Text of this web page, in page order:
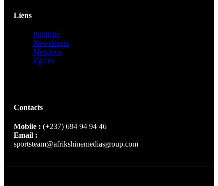
Liens
Publicité
Newsletters
Mentions
légales
Contacts
Mobile : (+237) 694 94 94 46
Email :
sportsteam@afrikshinemediasgroup.com